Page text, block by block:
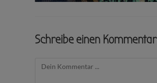
Schreibe einen Kommentar